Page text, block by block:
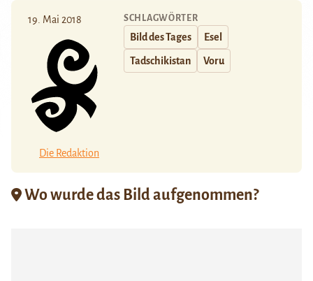
19. Mai 2018
Die Redaktion
SCHLAGWÖRTER
Bild des Tages Esel
Tadschikistan Voru
Wo wurde das Bild aufgenommen?